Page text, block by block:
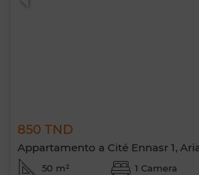
850 TND
Appartamento a Cité Ennasr 1,
50 m² 1 Camera